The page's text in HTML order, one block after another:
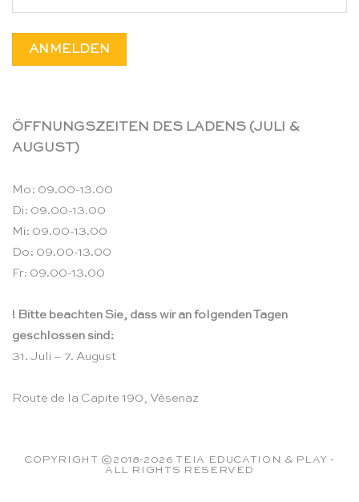
ÖFFNUNGSZEITEN DES LADENS (JULI &
AUGUST)
Mo: 09.00-13.00
Di: 09.00-13.00
Mi: 09.00-13.00
Do: 09.00-13.00
Fr: 09.00-13.00
! Bitte beachten Sie, dass wir an folgenden Tagen
geschlossen sind:
31. Juli – 7. August
Route de la Capite 190, Vésenaz
COPYRIGHT ©2018-2026 TEIA EDUCATION & PLAY -
ALL RIGHTS RESERVED